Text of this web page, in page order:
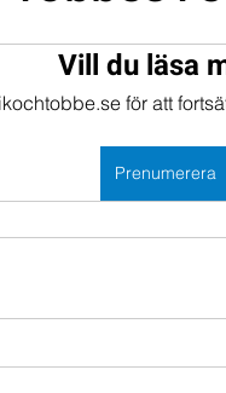
Vill du läsa
för att
Prenumerera